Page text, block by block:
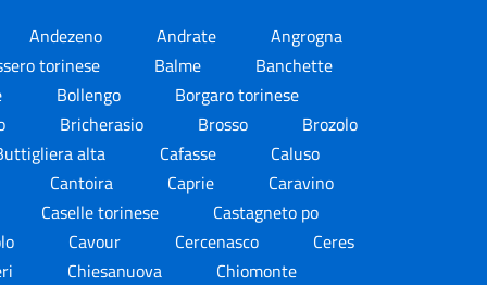
Andezeno Andrate
Angrogna
torinese
Balme
Banchette
Bollengo
Borgaro torinese
Bricherasio Brosso
Brozolo
alta
Cafasse
Caluso
Cantoira
Caprie
Caravino
Caselle torinese
Castagneto po
Cavour Cercenasco
Ceres
Chiesanuova
Chiomonte